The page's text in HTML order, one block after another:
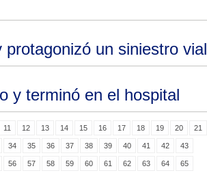
un siniestro vial
y terminó en el hospital
11 12 13 14 15 16 17 18 19 20 21
34 35 36 37 38 39 40 41 42 43
56 57 58 59 60 61 62 63 64 65